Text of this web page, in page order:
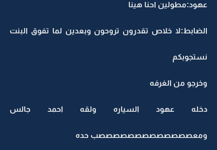
عهود:مطولين احنا هينا
الضابط:لا خلاص تقدرون تروحون وبعدين لما تفوق البنت
نستجوبكم
وخرجو من الغرفه
دخله عهود السياره ولقه احمد جالس
ومعصصصصصصصصصصصصصب حده